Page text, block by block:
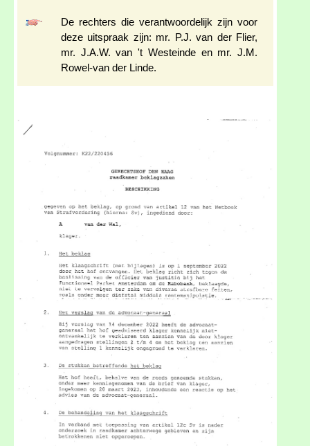
De rechters die verantwoordelijk zijn voor
deze uitspraak zijn: mr. P.J. van der Flier,
mr. J.A.W. van 't Westeinde en mr. J.M.
Rowel-van der Linde.